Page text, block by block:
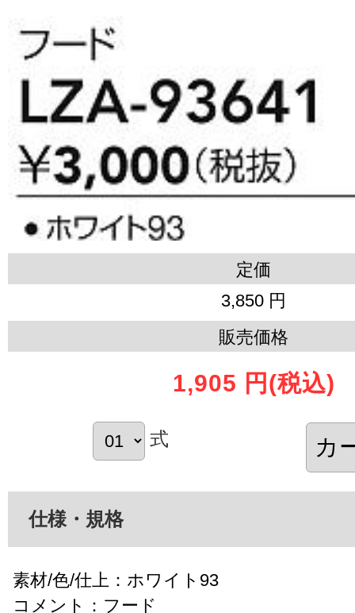
定価
3,850 円
販売価格
1,905 円 (税込)
式
仕様・規格
素材/色/仕上：ホワイト93
コメント：フード